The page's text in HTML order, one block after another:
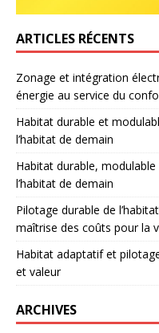
ARTICLES RÉCENTS
Zonage et intégration
énergie au service du
Habitat durable et
l’habitat de demain
Habitat durable,
l’habitat de demain
Pilotage durable de
maîtrise des coûts pour la
Habitat adaptatif et
et valeur
ARCHIVES